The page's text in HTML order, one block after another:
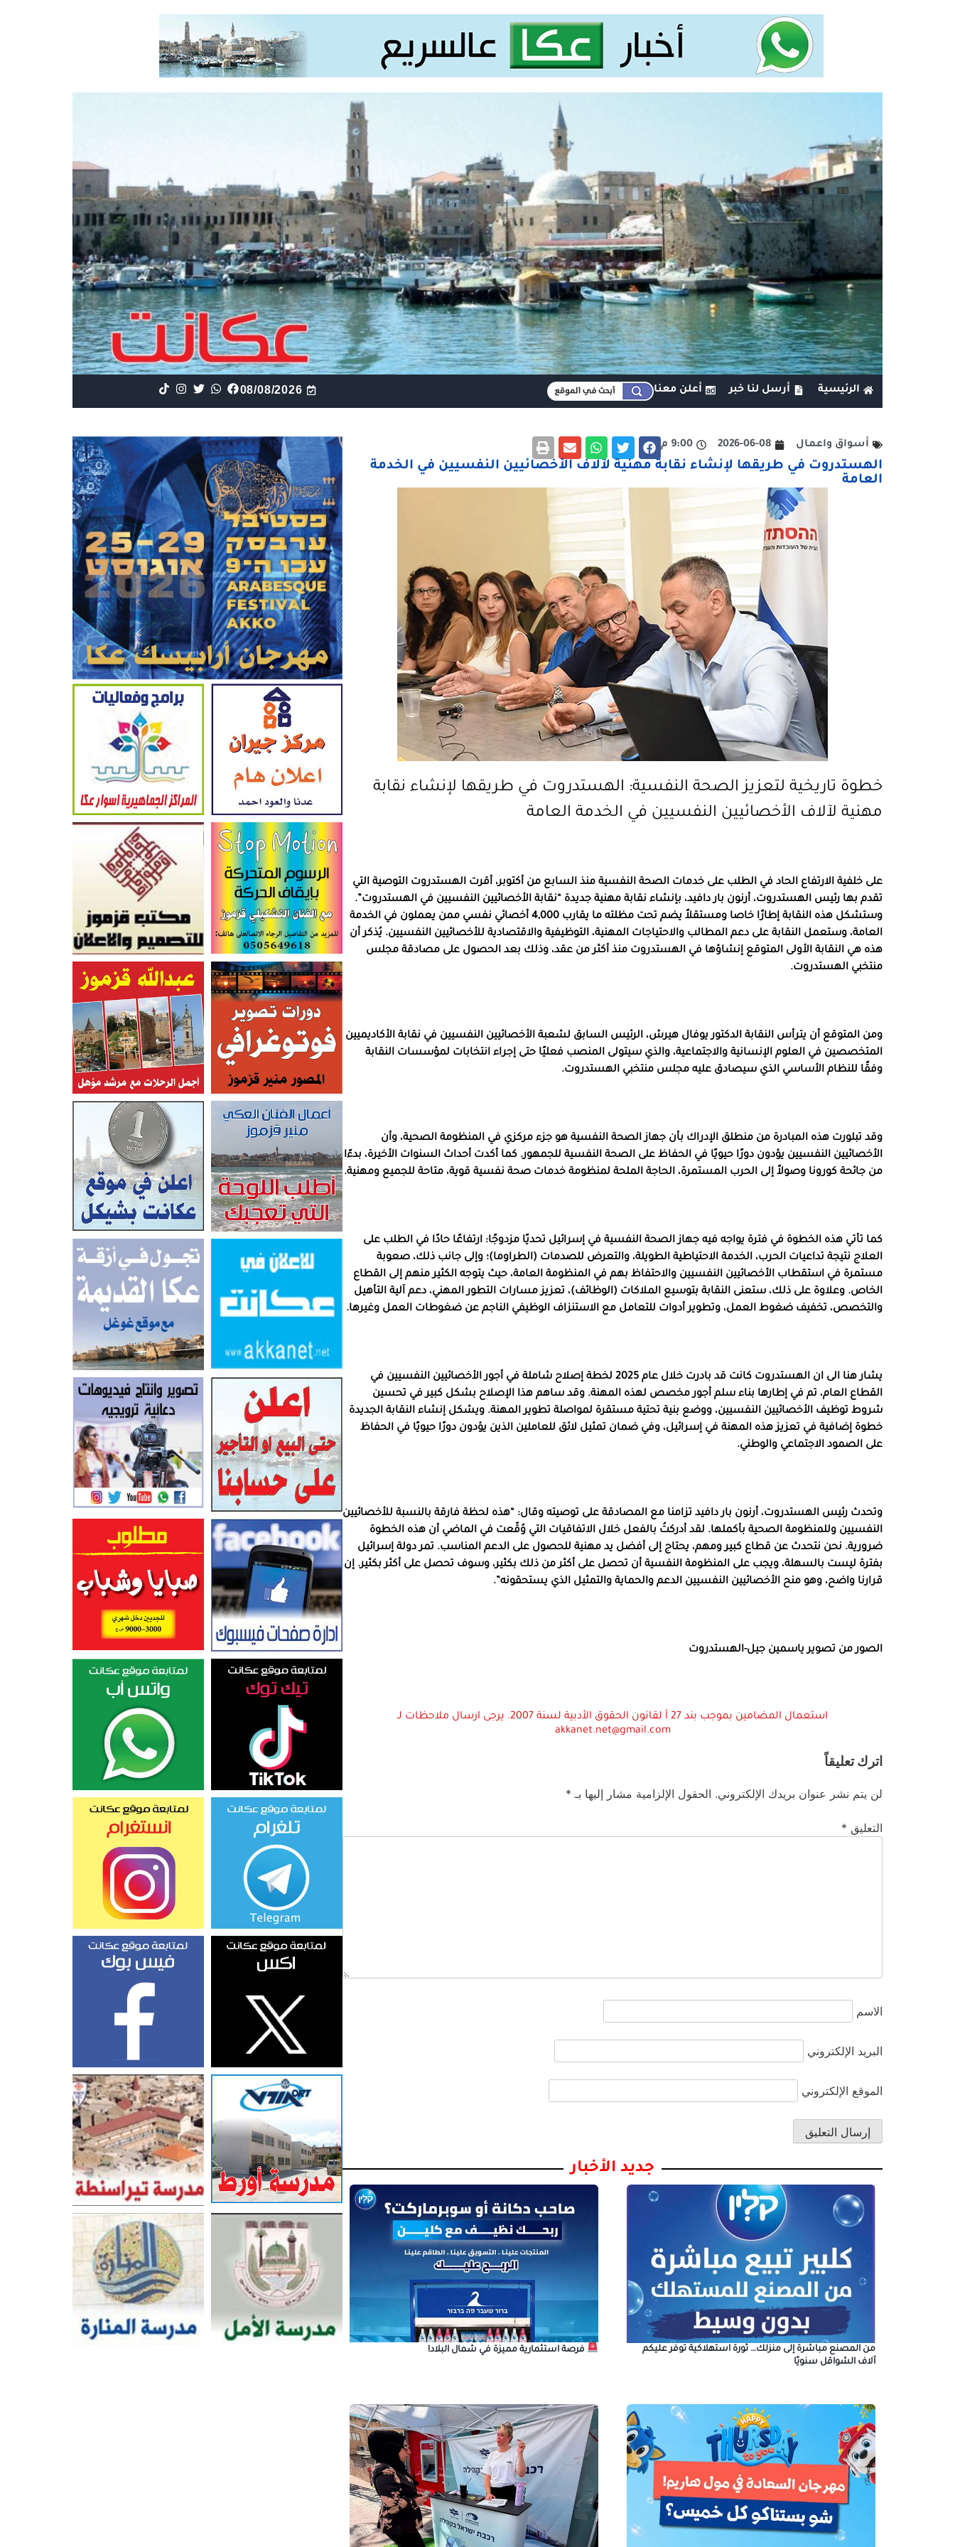
الرئيسية أرسل لنا خبر أعلن معنا 08/08/2026
أسواق واعمال 2026-06-08 9:00 م
الهستدروت في طريقها لإنشاء نقابة مهنية لآلاف الأخصائيين النفسيين في الخدمة
العامة
خطوة تاريخية لتعزيز الصحة النفسية: الهستدروت في طريقها لإنشاء نقابة
مهنية لآلاف الأخصائيين النفسيين في الخدمة العامة
على خلفية الارتفاع الحاد في الطلب على خدمات الصحة النفسية منذ السابع من أكتوبر، أقرت الهستدروت التوصية التي
تقدم بها رئيس الهستدروت، أرنون بار دافيد، بإنشاء نقابة مهنية جديدة “نقابة الأخصائيين النفسيين في الهستدروت”.
وستشكل هذه النقابة إطارًا خاصا ومستقلاً يضم تحت مظلته ما يقارب 4,000 أخصائي نفسي ممن يعملون في الخدمة
العامة، وستعمل النقابة على دعم المطالب والاحتياجات المهنية، التوظيفية والاقتصادية للأخصائيين النفسيين. يُذكر أن
هذه هي النقابة الأولى المتوقع إنشاؤها في الهستدروت منذ أكثر من عقد، وذلك بعد الحصول على مصادقة مجلس
منتخبي الهستدروت.
ومن المتوقع أن يترأس النقابة الدكتور يوفال هيرش، الرئيس السابق لشعبة الأخصائيين النفسيين في نقابة الأكاديميين
المتخصصين في العلوم الإنسانية والاجتماعية، والذي سيتولى المنصب فعليًا حتى إجراء انتخابات لمؤسسات النقابة
وفقًا للنظام الأساسي الذي سيصادق عليه مجلس منتخبي الهستدروت.
وقد تبلورت هذه المبادرة من منطلق الإدراك بأن جهاز الصحة النفسية هو جزء مركزي في المنظومة الصحية، وأن
الأخصائيين النفسيين يؤدون دورًا حيويًا في الحفاظ على الصحة النفسية للجمهور. كما أكدت أحداث السنوات الأخيرة، بدءًا
من جائحة كورونا وصولاً إلى الحرب المستمرة، الحاجة الملحة لمنظومة خدمات صحة نفسية قوية، متاحة للجميع ومهنية.
كما تأتي هذه الخطوة في فترة يواجه فيه جهاز الصحة النفسية في إسرائيل تحديًا مزدوجًا: ارتفاعًا حادًا في الطلب على
العلاج نتيجة تداعيات الحرب، الخدمة الاحتياطية الطويلة، والتعرض للصدمات (الطراوما)؛ وإلى جانب ذلك، صعوبة
مستمرة في استقطاب الأخصائيين النفسيين والاحتفاظ بهم في المنظومة العامة، حيث يتوجه الكثير منهم إلى القطاع
الخاص. وعلاوة على ذلك، ستعنى النقابة بتوسيع الملاكات (الوظائف)، تعزيز مسارات التطور المهني، دعم آلية التأهيل
والتخصص، تخفيف ضغوط العمل، وتطوير أدوات للتعامل مع الاستنزاف الوظيفي الناجم عن ضغوطات العمل وغيرها.
يشار هنا الى ان الهستدروت كانت قد بادرت خلال عام 2025 لخطة إصلاح شاملة في أجور الأخصائيين النفسيين في
القطاع العام، تم في إطارها بناء سلم أجور مخصص لهذه المهنة. وقد ساهم هذا الإصلاح بشكل كبير في تحسين
شروط توظيف الأخصائيين النفسيين، ووضع بنية تحتية مستقرة لمواصلة تطوير المهنة. ويشكل إنشاء النقابة الجديدة
خطوة إضافية في تعزيز هذه المهنة في إسرائيل، وفي ضمان تمثيل لائق للعاملين الذين يؤدون دورًا حيويًا في الحفاظ
على الصمود الاجتماعي والوطني.
وتحدث رئيس الهستدروت، أرنون بار دافيد تزامنا مع المصادقة على توصيته وقال: “هذه لحظة فارقة بالنسبة للأخصائيين
النفسيين وللمنظومة الصحية بأكملها. لقد أدركتُ بالفعل خلال الاتفاقيات التي وُقّعت في الماضي أن هذه الخطوة
ضرورية. نحن نتحدث عن قطاع كبير ومهم، يحتاج إلى أفضل يد مهنية للحصول على الدعم المناسب. تمر دولة إسرائيل
بفترة ليست بالسهلة، ويجب على المنظومة النفسية أن تحصل على أكثر من ذلك بكثير، وسوف تحصل على أكثر بكثير. إن
قرارنا واضح، وهو منح الأخصائيين النفسيين الدعم والحماية والتمثيل الذي يستحقونه”.
الصور من تصوير ياسمين جيل-الهستدروت
استعمال المضامين بموجب بند 27 أ لقانون الحقوق الأدبية لسنة 2007. يرجى ارسال ملاحظات لـ
akkanet.net@gmail.com
اترك تعليقاً
لن يتم نشر عنوان بريدك الإلكتروني. الحقول الإلزامية مشار إليها بـ *
التعليق *
الاسم
البريد الإلكتروني
الموقع الإلكتروني
جديد الأخبار
من المصنع مباشرة إلى منزلك… ثورة استهلاكية توفر عليكم
آلاف الشواقل سنويًا
فرصة استثمارية مميزة في شمال البلاد!